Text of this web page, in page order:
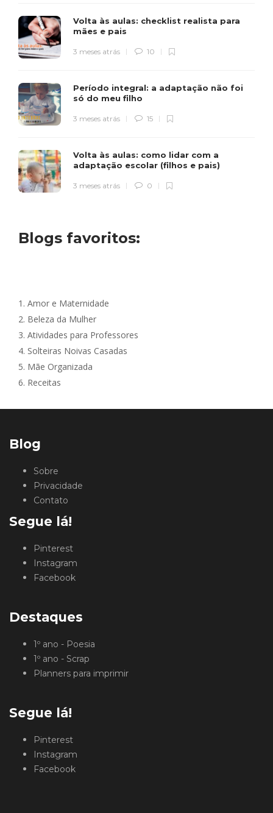
Volta às aulas: checklist realista para
mães e pais
3 meses atrás 10
Período integral: a adaptação não foi
só do meu filho
3 meses atrás 15
Volta às aulas: como lidar com a
adaptação escolar (filhos e pais)
3 meses atrás 0
Blogs favoritos:
1. Amor e Maternidade
2. Beleza da Mulher
3. Atividades para Professores
4. Solteiras Noivas Casadas
5. Mãe Organizada
6. Receitas
Blog
Sobre
Privacidade
Contato
Segue lá!
Pinterest
Instagram
Facebook
Destaques
1º ano - Poesia
1º ano - Scrap
Planners para imprimir
Segue lá!
Pinterest
Instagram
Facebook